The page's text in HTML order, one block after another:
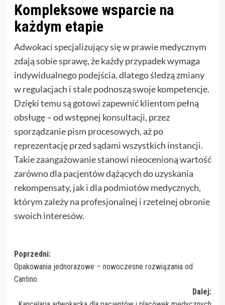
Kompleksowe wsparcie na
każdym etapie
Adwokaci specjalizujący się w prawie medycznym
zdają sobie sprawę, że każdy przypadek wymaga
indywidualnego podejścia, dlatego śledzą zmiany
w regulacjach i stale podnoszą swoje kompetencje.
Dzięki temu są gotowi zapewnić klientom pełną
obsługę – od wstępnej konsultacji, przez
sporządzanie pism procesowych, aż po
reprezentację przed sądami wszystkich instancji.
Takie zaangażowanie stanowi nieocenioną wartość
zarówno dla pacjentów dążących do uzyskania
rekompensaty, jak i dla podmiotów medycznych,
którym zależy na profesjonalnej i rzetelnej obronie
swoich interesów.
Zobacz
wpisy
Poprzedni:
Opakowania jednorazowe – nowoczesne rozwiązania od
Cantino
Dalej: